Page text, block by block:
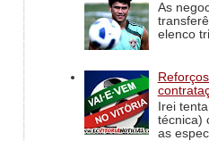
As
elenco
Irei
técnica)
as